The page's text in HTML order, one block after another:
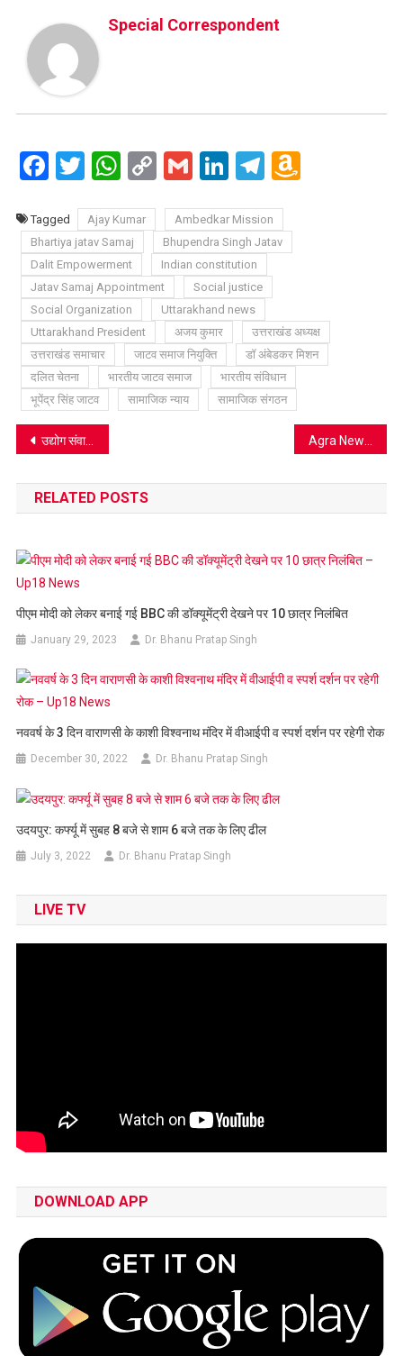
Special Correspondent
Facebook
Twitter
WhatsApp
CopyGmailLinkedIn
Telegram
Amazon
Tagged Ajay Kumar
Ambedkar Mission
Bhartiya jatav Samaj
Bhupendra Singh Jatav
Dalit Empowerment
Indian constitution
Jatav Samaj Appointment
Social justice
Social Organization
Uttarakhand news
Uttarakhand President
अजय कुमार
उत्तराखंड अध्यक्ष
उत्तराखंड समाचार
जाटव समाज नियुक्ति
डॉ अंबेडकर मिशन
दलित चेतना
भारतीय जाटव समाज
भारतीय संविधान
भूपेंद्र सिंह जाटव
सामाजिक न्याय सामाजिक संगठन
Post
navigation
उद्योग संवाद 2025 में बोले एमएसएमई मंत्री, ओडीओपी योजना का होगा विस्तार, शामिल होंगे प्रदेश के सभी स्वाद
RELATED POSTS
पीएम मोदी को लेकर बनाई गई BBC की डॉक्यूमेंट्री देखने पर 10 छात्र निलंबित
January 29, 2023 Dr. Bhanu Pratap Singh
नववर्ष के 3 दिन वाराणसी के काशी विश्वनाथ मंदिर में वीआईपी व स्पर्श दर्शन पर रहेगी रोक
December 30, 2022 Dr. Bhanu Pratap Singh
उदयपुर: कर्फ्यू में सुबह 8 बजे से शाम 6 बजे तक के लिए ढील
July 3, 2022 Dr. Bhanu Pratap Singh
LIVE TV
DOWNLOAD APP